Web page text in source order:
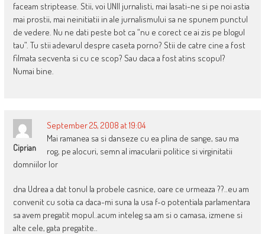
faceam striptease. Stii, voi UNII jurnalisti, mai lasati-ne si pe noi astia
mai prostii, mai neinitiatii in ale jurnalismului sa ne spunem punctul
de vedere. Nu ne dati peste bot ca “nu e corect ce ai zis pe blogul
tau”. Tu stii adevarul despre caseta porno? Stii de catre cine a fost
filmata secventa si cu ce scop? Sau daca a fost atins scopul?
Numai bine.
Ciprian
September 25, 2008 at 19:04
Mai ramanea sa si danseze cu ea plina de sange, sau ma
rog, pe alocuri, semn al imacularii politice si virginitatii
domniilor lor
dna Udrea a dat tonul la probele casnice, oare ce urmeaza ??..eu am
convenit cu sotia ca daca-mi suna la usa f-o potentiala parlamentara
sa avem pregatit mopul..acum inteleg sa am si o camasa, izmene si
alte cele, gata pregatite..